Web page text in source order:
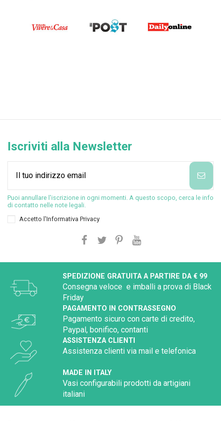
Iscriviti alla Newsletter
Puoi annullare l'iscrizione in ogni momenti. A questo scopo, cerca le info
di contatto nelle note legali.
Accetto l'Informativa Privacy
SPEDIZIONE GRATUITA A PARTIRE DA € 99
Consegna veloce e imballi a prova di Black
Friday
PAGAMENTO IN CONTRASSEGNO
Pagamento sicuro con carte di credito,
Paypal, bonifico, contanti
ASSISTENZA CLIENTI
Assistenza clienti via mail e telefonica
MADE IN ITALY
Vasi configurabili prodotti da artigiani
italiani